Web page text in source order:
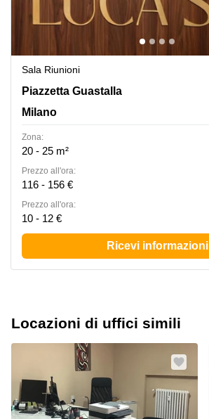
Sala Riunioni
Piazzetta Guastalla, Milano
Piazzetta Guastalla
Milano
Zona:
20 - 25 m²
Prezzo all'ora:
116 - 156 €
Prezzo all'ora:
10 - 12 €
Ricevi informazioni
Locazioni di uffici simili